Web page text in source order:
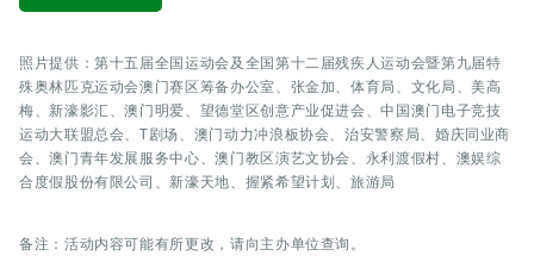
照片提供：第十五届全国运动会及全国第十二届残疾人运动会暨第九届特
殊奥林匹克运动会澳门赛区筹备办公室、张金加、体育局、文化局、美高
梅、新濠影汇、澳门明爱、望德堂区创意产业促进会、中国澳门电子竞技
运动大联盟总会、T剧场、澳门动力冲浪板协会、治安警察局、婚庆同业商
会、澳门青年发展服务中心、澳门教区演艺文协会、永利渡假村、澳娱综
合度假股份有限公司、新濠天地、握紧希望计划、旅游局
备注：活动内容可能有所更改，请向主办单位查询。